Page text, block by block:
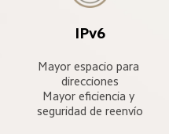
IPv6
Mayor espacio para
direcciones
Mayor eficiencia y
seguridad de reenvío